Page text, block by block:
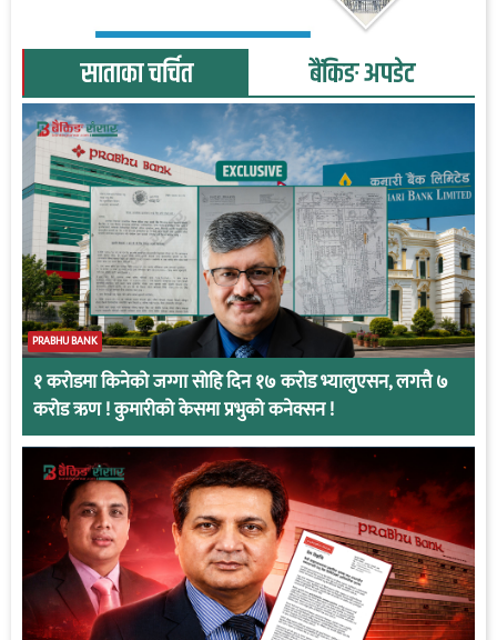
साताका चर्चित बैंकिङ अपडेट
PRABHU BANK
१ करोडमा किनेको जग्गा सोहि दिन १७ करोड भ्यालुएसन, लगत्तै ७
करोड ऋण ! कुमारीको केसमा प्रभुको कनेक्सन !